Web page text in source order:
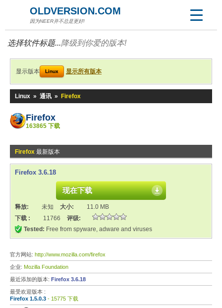
OLDVERSION.COM
因为NEER并不总是更好!
选择软件标题...降级到你爱的版本!
显示版本 Linux 显示所有版本
Linux » 通讯 » Firefox
Firefox
163865 下载
Firefox 最新版本
Firefox 3.6.18
现在下载
释放: 未知 大小:
11.0 MB
下载 :
11766
评级:
Tested: Free from spyware, adware and viruses
官方网站: http://www.mozilla.com/firefox
企业: Mozilla Foundation
最近添加的版本: Firefox 3.6.18
最受欢迎版本 :
Firefox 1.5.0.3 - 15775 下载